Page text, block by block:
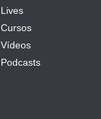
Lives
Cursos
Vídeos
Podcasts